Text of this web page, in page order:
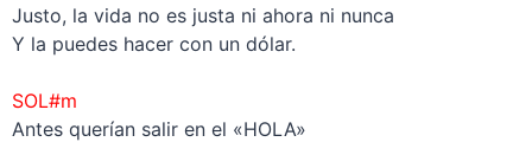
Justo, la vida no es justa ni ahora ni nunca
Y la puedes hacer con un dólar.
SOL#m
Antes querían salir en el «HOLA»